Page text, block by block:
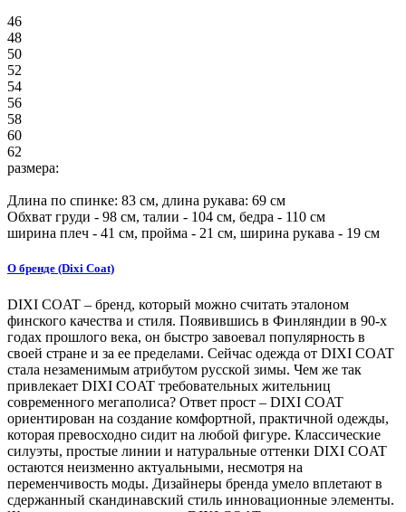
46
48
50
52
54
56
58
60
62
размера:
Длина по спинке: 83 см, длина рукава: 69 см
Обхват груди - 98 см, талии - 104 см, бедра - 110 см
ширина плеч - 41 см, пройма - 21 см, ширина рукава - 19 см
О бренде (Dixi Coat)
DIXI COAT – бренд, который можно считать эталоном
финского качества и стиля. Появившись в Финляндии в 90-х
годах прошлого века, он быстро завоевал популярность в
своей стране и за ее пределами. Сейчас одежда от DIXI COAT
стала незаменимым атрибутом русской зимы. Чем же так
привлекает DIXI COAT требовательных жительниц
современного мегаполиса? Ответ прост – DIXI COAT
ориентирован на создание комфортной, практичной одежды,
которая превосходно сидит на любой фигуре. Классические
силуэты, простые линии и натуральные оттенки DIXI COAT
остаются неизменно актуальными, несмотря на
переменчивость моды. Дизайнеры бренда умело вплетают в
сдержанный скандинавский стиль инновационные элементы.